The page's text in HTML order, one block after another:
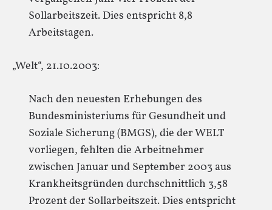
Sollarbeitszeit. Dies entspricht 8,8
Arbeitstagen.
„Welt“, 21.10.2003:
Nach den neuesten Erhebungen des
Bundesministeriums für Gesundheit und
Soziale Sicherung (BMGS), die der WELT
vorliegen, fehlten die Arbeitnehmer
zwischen Januar und September 2003 aus
Krankheitsgründen durchschnittlich 3,58
Prozent der Sollarbeitszeit. Dies entspricht